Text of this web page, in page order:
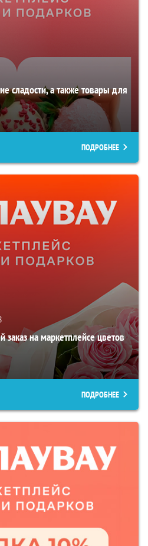
сладости, а также товары для
ПОДРОБНЕЕ
на маркетплейсе цветов
ПОДРОБНЕЕ